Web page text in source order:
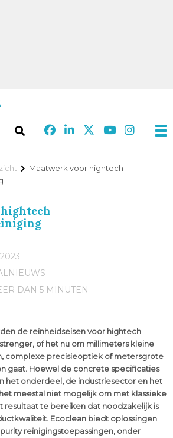
Maatwerk voor hightech
DAN 5 MINUTEN
de reinheidseisen voor hightech
of het nu om millimeters kleine
complexe precisieoptiek of metersgrote
gaat. Hoewel de concrete specificaties
het onderdeel, de industriesector en het
meestal niet mogelijk om met klassieke
resultaat te bereiken dat noodzakelijk is
Ecoclean biedt oplossingen
reinigingstoepassingen, onder